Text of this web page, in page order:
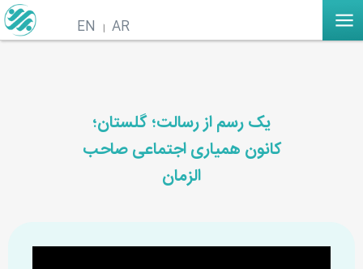
AR
EN
یک رسم از رسالت؛ گلستان؛
کانون همیاری اجتماعی صاحب
الزمان